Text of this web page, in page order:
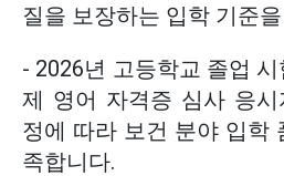
질을 보장하는 입학 기준
- 2026년 고등학교 졸업
제 영어 자격증 심사 응
정에 따라 보건 분야 입학
족합니다.